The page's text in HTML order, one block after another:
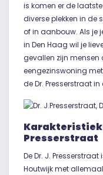
is komen er de
diverse plekken in de
of in aanbouw. Als je
in Den Haag wil je
gevallen zijn mensen
eengezinswoning
de Dr. Presserstraat in
Presserstraat
De Dr. J.
Houtwijk met